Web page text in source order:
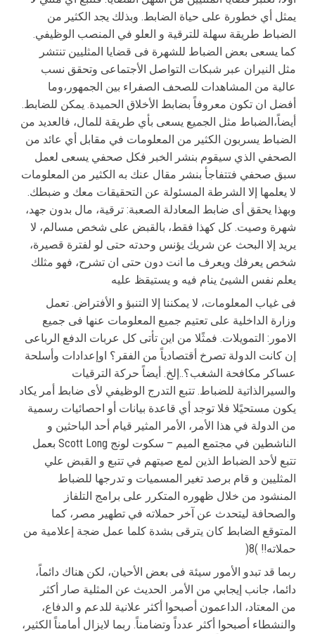
یمثل أي خطورة على حیاة الضابط. وبذلك یجد الكثیر من
الضباط طریقة سهلة للترقیة و العلو في المنصب الوظیفي.
كما یسعى بعض الضباط للشهرة فى قضایا المثلیین تنتشر
مثل النیران عبر شبكات التواصل الأجتماعى وتحقق نسب
عالیة من المشاهدات للصحف الصفراء بین الجمهور،وما
أفضل ان تكون معروفاً بضابط الأخلاق الحمیدة. یمكن للضابط.
أیضاً،الضباط مثل الجمیع یسعى بأي طریقة للمال، فالعدید من
الضباط یسربون الكثیر من المعلومات في مقابل أي عائد من
الصحفي الذي سیقوم بنشر الخبر فكل صحفي یسعى لعمل
سبق صحفي فتتفاجأ بنشر مقال عنك به الكثیر من المعلومات
لا یعلمها إلا الشرطة المسئولة عن التحقیقات معك و ضبطك.
وبهذا یحقق أى ضابط المعادلة الصعبة: ترقیة، مال بدون جهد،
شهرة وصیت. كل كهذا فقط، بالقبض على شخص مسالم، لا
یرید إلا البحث عن شریك یؤنس وحدته حتى لو لفترة قصیرة،
شخص یعرفك ویعرف ما انت دون حتى ان تشرح، فهو مثلك
یعلم نفس الشیئ ینام فیه و یستیقظ علیه
فى غیاب المعلومات، لا یمكننا إلا التنبؤ و الأفتراض. تعمل
وزارة الداخلیة على تعتیم جمیع المعلومات عنها فى جمیع
الامور: التمویلات. فمثًلا من این تأتى كل عربات الدفع الرباعى
إن كانت الدولة تصرخ أقتصادیاً من الفقر؟ اوإعدادات وأسلحة
عساكر مكافحة الشغب؟..إلخ. أیضاً حركة الترقیات
والسیرالذاتیة للضباط. تتبع التدرج الوظیفي لأى ضابط أمر یكاد
یكون مستحیًلا فلا توجد أي قاعدة بیانات أو احصائیات رسمیة
من الدولة في هذا الأمر، الأمر المثیر قیام أحد الباحثین و
الناشطین في مجتمع المیم – سكوت لونج Scott Long بعمل
تتبع لأحد الضباط الذین لمع صیتهم في تتبع و القبض علي
المثلیین و قام برصد تغیر المسمیات و تدرجها للضباط
المنشود من خلال ظهوره المتكرر على برامج التلفاز
والصحافة لیتحدث عن آخر حملاته في تطهیر مصر، كما
المتوقع الضابط كان یترقى بشدة كلما عمل ضجة إعلامیة من
حملاته!! )8(
ربما قد تبدو الأمور سیئة فى بعض الأحیان، لكن هناك دائماً،
دائما، جانب إیجابي من الأمر. الحدیث عن المثلیة صار أكثر
من المعتاد، الداعمون أصبحوا أكثر علانیة للدعم و الدفاع،
والنشطاء أصبحوا أكثر عدداً وتضامناً. ربما لایزال أمامناً الكثیر،